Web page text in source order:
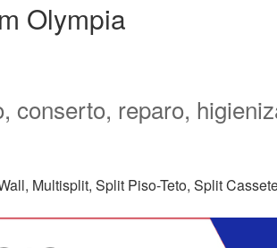
Olympia
reparo,
Multisplit, Split Piso-Teto, Split